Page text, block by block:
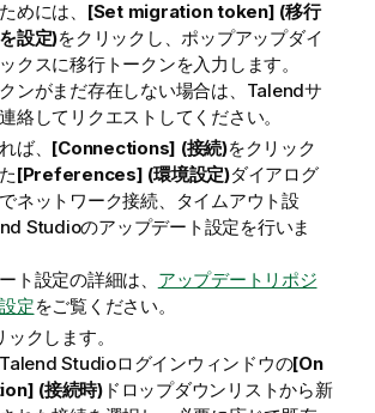
めには、 [Set migration token] (移行
設定)をクリックし、ポップアップダイ
クスに移行トークンを入力します。
ンがまだ存在しない場合は、 Talendサ
絡してリクエストしてください。
ば、 [Connections] (接続)をクリック
[Preferences] (環境設定)ダイアログ
ネットワーク接続、タイムアウト設
Studioのアップデート設定を行いま
ト設定の詳細は、 アップデートリポジ
定をご覧ください。
ックします。
Talend Studioログインウィンドウの[On
(接続時)ドロップダウンリストから新